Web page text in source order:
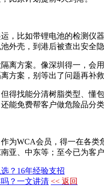
，比如带锂电池的检测仪
外壳，到港后被查出安全
离方案。像深圳得一，会
方案，别等出了问题再补救
得找能分清树脂类型、懂
免费帮客户做危险品分类
WCA会员，得一在各类
亚、中东等；至今已为客
？16年经验支招
？一文讲清 << 返回